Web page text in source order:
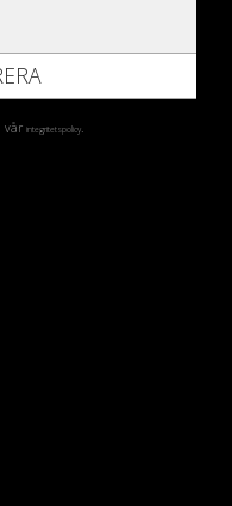
vår integritetspolicy